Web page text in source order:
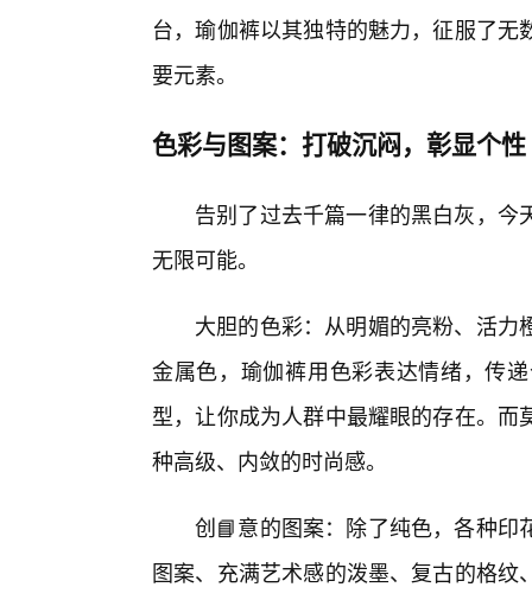
台，瑜伽裤以其独特的魅力，征服了
要元素。
色彩与图案：打破沉闷，彰显个性
告别了过去千篇一律的黑白灰，
无限可能。
大胆的色彩：从明媚的亮粉、活
金属色，瑜伽裤用色彩表达情绪，传
型，让你成为人群中最耀眼的存在。
种高级、内敛的时尚感。
创📘意的图案：除了纯色，各种印
图案、充满艺术感的泼墨、复古的格